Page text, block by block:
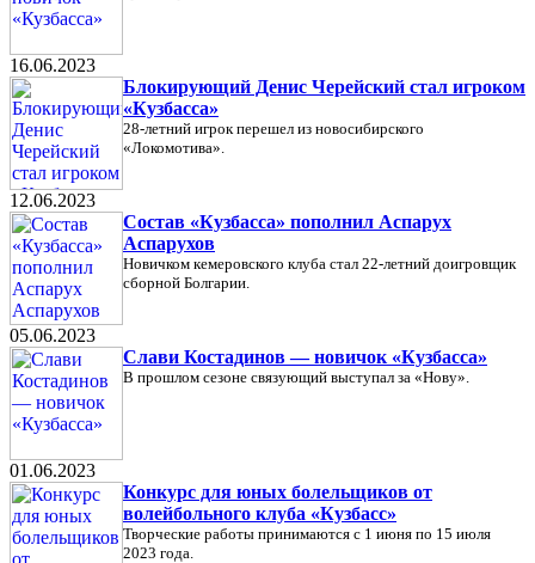
16.06.2023
Блокирующий Денис Черейский стал игроком
«Кузбасса»
28-летний игрок перешел из новосибирского
«Локомотива».
12.06.2023
Состав «Кузбасса» пополнил Аспарух
Аспарухов
Новичком кемеровского клуба стал 22-летний доигровщик
сборной Болгарии.
05.06.2023
Слави Костадинов — новичок «Кузбасса»
В прошлом сезоне связующий выступал за «Нову».
01.06.2023
Конкурс для юных болельщиков от
волейбольного клуба «Кузбасс»
Творческие работы принимаются с 1 июня по 15 июля
2023 года.